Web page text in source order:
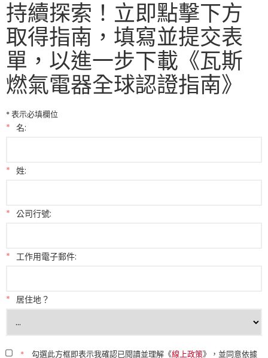
持續探索！立即點擊下方
取得指南，填寫並提交表
單，以進一步下載《瓦斯
燃氣電器全球認證指南》
* 表示必填欄位
* 名:
* 姓:
* 公司行號:
* 工作用電子郵件:
* 居住地？
* 勾選此方框即表示我確認已閱讀並理解《線上政策》，並同意依據